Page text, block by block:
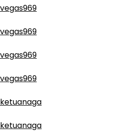
vegas969
vegas969
vegas969
vegas969
ketuanaga
ketuanaga